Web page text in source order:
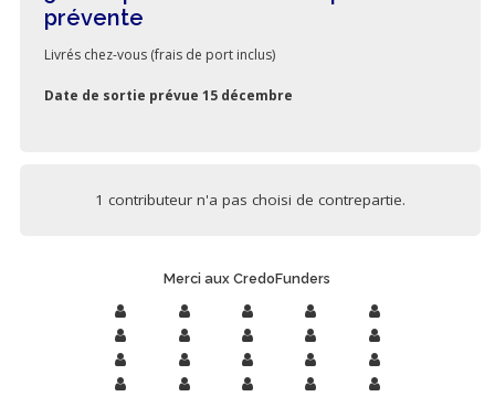
prévente
Livrés chez-vous (frais de port inclus)
Date de sortie prévue 15 décembre
1 contributeur n'a pas choisi de contrepartie.
Merci aux CredoFunders